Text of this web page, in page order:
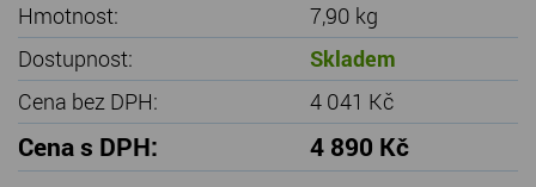
Hmotnost:
7,90 kg
Dostupnost:
Skladem
Cena bez DPH:
4 041 Kč
Cena s DPH: 4 890 Kč